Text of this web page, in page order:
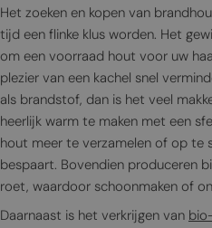
Het zoeken en kopen van
tijd een flinke klus worden. Het
om een voorraad hout voor uw
plezier van een kachel snel
als brandstof, dan is het veel
heerlijk warm te maken met een
hout meer te verzamelen of op te
bespaart. Bovendien produceren
roet, waardoor schoonmaken of
Daarnaast is het verkrijgen van